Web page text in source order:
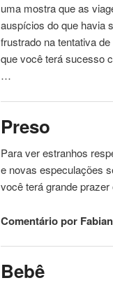
uma mostra que as
auspícios do que havia
frustrado na tentativa
que você terá sucesso
…
Preso
Para ver estranhos
e novas especulações
você terá grande
Comentário por
Bebê